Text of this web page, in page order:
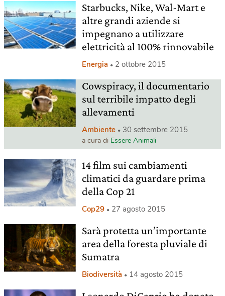
Starbucks, Nike, Wal-Mart e
altre grandi aziende si
impegnano a utilizzare
elettricità al 100% rinnovabile
Energia 2 ottobre 2015
Cowspiracy, il documentario
sul terribile impatto degli
allevamenti
Ambiente 30 settembre 2015
a cura di Essere Animali
14 film sui cambiamenti
climatici da guardare prima
della Cop 21
Cop29 27 agosto 2015
Sarà protetta un’importante
area della foresta pluviale di
Sumatra
Biodiversità 14 agosto 2015